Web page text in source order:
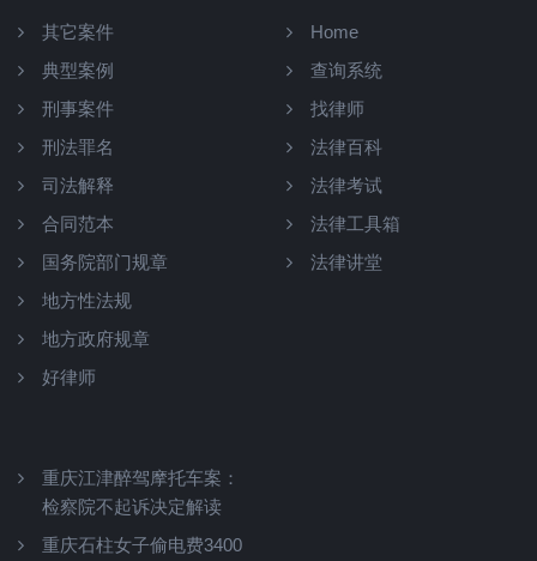
其它案件
典型案例
刑事案件
刑法罪名
司法解释
合同范本
国务院部门规章
地方性法规
地方政府规章
好律师
Home
查询系统
找律师
法律百科
法律考试
法律工具箱
法律讲堂
重庆江津醉驾摩托车案：
检察院不起诉决定解读
重庆石柱女子偷电费3400